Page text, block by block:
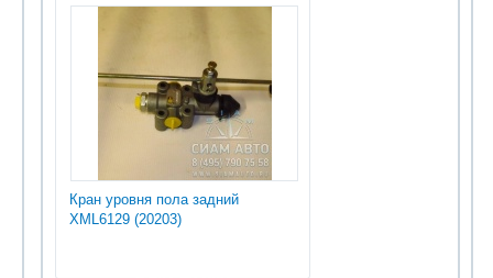
Кран уровня пола задний
XML6129 (20203)